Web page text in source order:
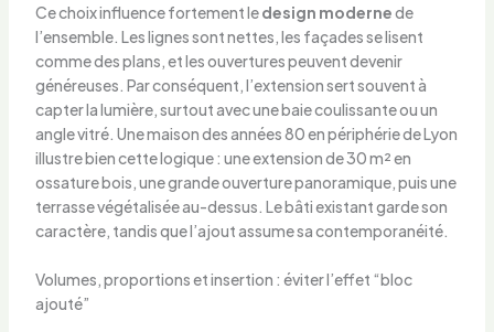
Ce choix influence fortement ledesign modernede
l’ensemble. Les lignes sont nettes, les façades se lisent
comme des plans, et les ouvertures peuvent devenir
généreuses. Par conséquent, l’extension sert souvent à
capter la lumière, surtout avec une baie coulissante ou un
angle vitré. Une maison des années 80 en périphérie de Lyon
illustre bien cette logique : une extension de 30 m² en
ossature bois, une grande ouverture panoramique, puis une
terrasse végétalisée au-dessus. Le bâti existant garde son
caractère, tandis que l’ajout assume sa contemporanéité.
Volumes, proportions et insertion : éviter l’effet “bloc
ajouté”